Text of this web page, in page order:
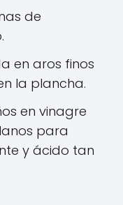
de
en aros finos
la plancha.
en vinagre
para
y ácido tan